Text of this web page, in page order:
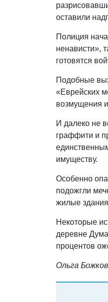
оставили
Полиция
ненависти»,
готовятся
Подобные
«Еврейских
возмущения
И далеко не
граффити и
имуществу.
Особенно
подожгли
жилые
Некоторые
деревне
процентов
Ольга